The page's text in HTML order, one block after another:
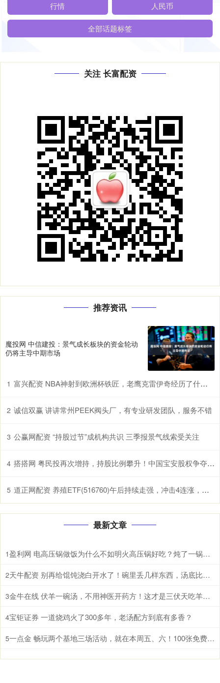
行情 人民币
全部话题标签
关注 长富配资
推荐资讯
魔投网 中信建投：景气成长板块的资金轮动
仍将主导中期市场
1 富兴配资 NBA神射到欧洲杯铁匠，老鹰克雷伊奇经历了什么？
2 诚信双赢 讲讲常州PEEK阀头厂，有专业研发团队，服务不错
3 公赢网配资 “持股过节”成机构共识 三季报景气线索受关注
4 搭搭网 粤民投再次增持，持股比例攀升！中国宝安股权争夺战或再起
5 道正网配资 养殖ETF(516760)午后持续走强，冲击4连涨，生猪养殖板块有望开启盈利上行期
最新文章
1 盈利网 电高压锅做饭为什么不如明火高压锅好吃？炖了一锅鸡汤后，我懂了
2 天牛配资 别再给馄饨浇白开水了！碗里丢几样东西，汤底比饭店的还香
3 金牛在线 伏羊一碗汤，不用神医开药方！这才是三伏天吃羊肉的真相
4宝钜证券 一道烧鸡火了300多年，老汤配方到底有多香？
5 一点金 畅玩两个基地三场活动，就在本周五、六！100张免费门票等你领→